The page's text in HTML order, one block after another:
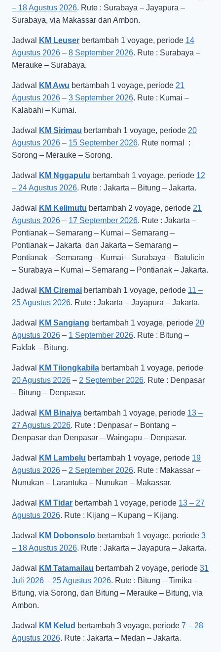
– 18 Agustus 2026. Rute : Surabaya – Jayapura –
Surabaya, via Makassar dan Ambon.
Jadwal KM Leuser bertambah 1 voyage, periode 14
Agustus 2026 – 8 September 2026. Rute : Surabaya –
Merauke – Surabaya.
Jadwal KM Awu bertambah 1 voyage, periode 21
Agustus 2026 – 3 September 2026. Rute : Kumai –
Kalabahi – Kumai.
Jadwal KM Sirimau bertambah 1 voyage, periode 20
Agustus 2026 – 15 September 2026. Rute normal :
Sorong – Merauke – Sorong.
Jadwal KM Nggapulu bertambah 1 voyage, periode 12
– 24 Agustus 2026. Rute : Jakarta – Bitung – Jakarta.
Jadwal KM Kelimutu bertambah 2 voyage, periode 21
Agustus 2026 – 17 September 2026. Rute : Jakarta –
Pontianak – Semarang – Kumai – Semarang –
Pontianak – Jakarta dan Jakarta – Semarang –
Pontianak – Semarang – Kumai – Surabaya – Batulicin
– Surabaya – Kumai – Semarang – Pontianak – Jakarta.
Jadwal KM Ciremai bertambah 1 voyage, periode 11 –
25 Agustus 2026. Rute : Jakarta – Jayapura – Jakarta.
Jadwal KM Sangiang bertambah 1 voyage, periode 20
Agustus 2026 – 1 September 2026. Rute : Bitung –
Fakfak – Bitung.
Jadwal KM Tilongkabila bertambah 1 voyage, periode
20 Agustus 2026 – 2 September 2026. Rute : Denpasar
– Bitung – Denpasar.
Jadwal KM Binaiya bertambah 1 voyage, periode 13 –
27 Agustus 2026. Rute : Denpasar – Bontang –
Denpasar dan Denpasar – Waingapu – Denpasar.
Jadwal KM Lambelu bertambah 1 voyage, periode 19
Agustus 2026 – 2 September 2026. Rute : Makassar –
Nunukan – Larantuka – Nunukan – Makassar.
Jadwal KM Tidar bertambah 1 voyage, periode 13 – 27
Agustus 2026. Rute : Kijang – Kupang – Kijang.
Jadwal KM Dobonsolo bertambah 1 voyage, periode 3
– 18 Agustus 2026. Rute : Jakarta – Jayapura – Jakarta.
Jadwal KM Tatamailau bertambah 2 voyage, periode 31
Juli 2026 – 25 Agustus 2026. Rute : Bitung – Timika –
Bitung, via Sorong, dan Bitung – Merauke – Bitung, via
Ambon.
Jadwal KM Kelud bertambah 3 voyage, periode 7 – 28
Agustus 2026. Rute : Jakarta – Medan – Jakarta.